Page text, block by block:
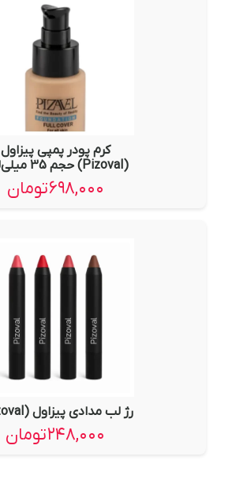
کرم پودر پمپی پیزاول
(Pizoval) حجم 35 میلی‌لیتر
۶۹۸,۰۰۰تومان
رژ لب مدادی پیزاول (Pizoval)
۲۴۸,۰۰۰تومان